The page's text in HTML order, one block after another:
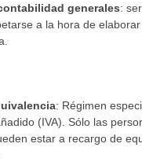
generales:
a la hora de
: Régimen
(IVA). Sólo las
estar a recargo de